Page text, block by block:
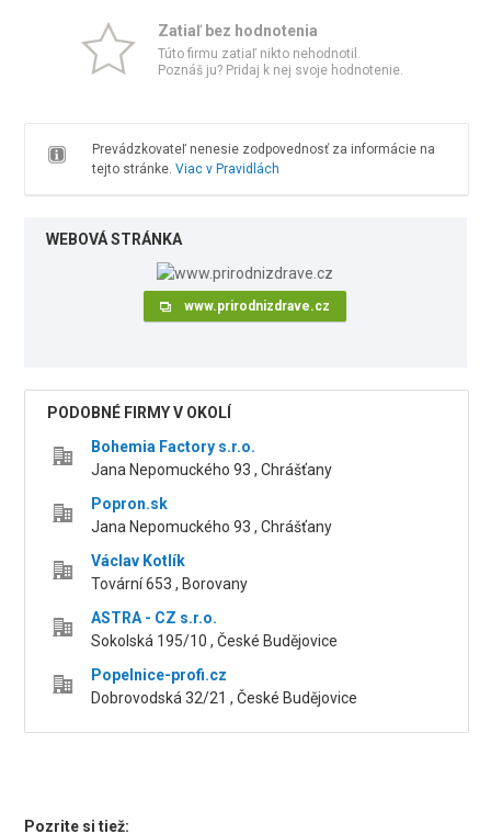
Zatiaľ bez hodnotenia
Túto firmu zatiaľ nikto nehodnotil.
Poznáš ju? Pridaj k nej svoje hodnotenie.
Prevádzkovateľ nenesie zodpovednosť za informácie na
tejto stránke. Viac v Pravidlách
WEBOVÁ STRÁNKA
www.prirodnizdrave.cz
PODOBNÉ FIRMY V OKOLÍ
Bohemia Factory s.r.o.
Jana Nepomuckého 93 , Chrášťany
Popron.sk
Jana Nepomuckého 93 , Chrášťany
Václav Kotlík
Tovární 653 , Borovany
ASTRA - CZ s.r.o.
Sokolská 195/10 , České Budějovice
Popelnice-profi.cz
Dobrovodská 32/21 , České Budějovice
Pozrite si tiež: